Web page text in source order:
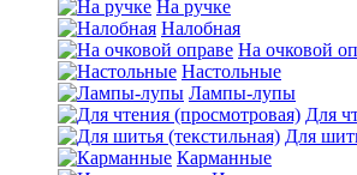
На ручке
Налобная
На очковой
Настольные
Лампы-лупы
Для
Для
Карманные